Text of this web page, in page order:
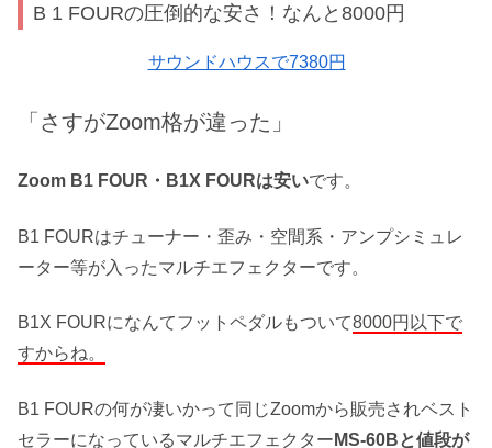
B 1 FOURの圧倒的な安さ！なんと8000円
サウンドハウスで7380円
「さすがZoom格が違った」
Zoom B1 FOUR・B1X FOURは安いです。
B1 FOURはチューナー・歪み・空間系・アンプシミュレ
ーター等が入ったマルチエフェクターです。
B1X FOURになんてフットペダルもついて8000円以下で
すからね。
B1 FOURの何が凄いかって同じZoomから販売されベスト
セラーになっているマルチエフェクター MS-60Bと値段が